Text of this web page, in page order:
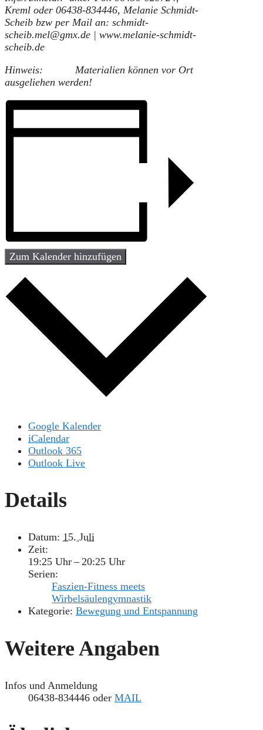
Kreml oder 06438-834446, Melanie Schmidt-
Scheib bzw per Mail an: schmidt-
scheib.mel@gmx.de | www.melanie-schmidt-
scheib.de
Hinweis:
Materialien können vor Ort
ausgeliehen werden!
Zum Kalender hinzufügen
Google Kalender
iCalendar
Outlook 365
Outlook Live
Details
Datum: 15. Juli
Zeit:
19:25 Uhr – 20:25 Uhr
Serien:
Faszien-Fitness meets
Wirbelsäulengymnastik
Kategorie: Bewegung und Entspannung
Weitere Angaben
Infos und Anmeldung
06438-834446 oder MAIL